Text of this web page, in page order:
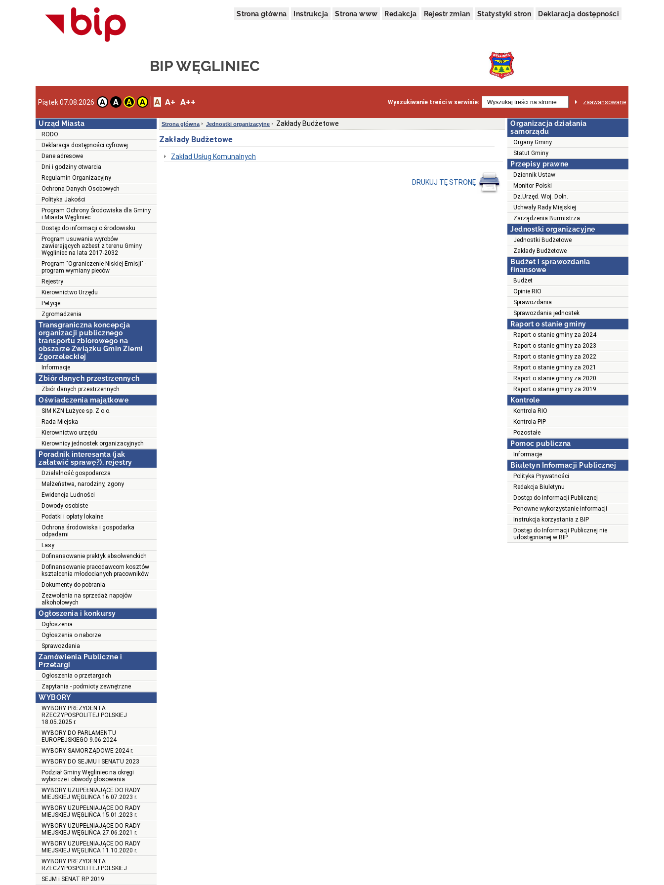
Strona główna Instrukcja Strona www Redakcja Rejestr zmian Statystyki stron Deklaracja dostępności
BIP WĘGLINIEC
Piątek 07.08.2026 A A A A A A+ A++ Wyszukiwanie treści w serwisie: zaawansowane
Urząd Miasta
RODO
Deklaracja dostępności cyfrowej
Dane adresowe
Dni i godziny otwarcia
Regulamin Organizacyjny
Ochrona Danych Osobowych
Polityka Jakości
Program Ochrony Środowiska dla Gminy
i Miasta Węgliniec
Dostęp do informacji o środowisku
Program usuwania wyrobów
zawierających azbest z terenu Gminy
Węgliniec na lata 2017-2032
Program "Ograniczenie Niskiej Emisji" -
program wymiany pieców
Rejestry
Kierownictwo Urzędu
Petycje
Zgromadzenia
Transgraniczna koncepcja
organizacji publicznego
transportu zbiorowego na
obszarze Związku Gmin Ziemi
Zgorzeleckiej
Informacje
Zbiór danych przestrzennych
Zbiór danych przestrzennych
Oświadczenia majątkowe
SIM KZN Łużyce sp. Z o.o.
Rada Miejska
Kierownictwo urzędu
Kierownicy jednostek organizacyjnych
Poradnik interesanta (jak
załatwić sprawę?), rejestry
Działalność gospodarcza
Małżeństwa, narodziny, zgony
Ewidencja Ludności
Dowody osobiste
Podatki i opłaty lokalne
Ochrona środowiska i gospodarka
odpadami
Lasy
Dofinansowanie praktyk absolwenckich
Dofinansowanie pracodawcom kosztów
kształcenia młodocianych pracowników
Dokumenty do pobrania
Zezwolenia na sprzedaż napojów
alkoholowych
Ogłoszenia i konkursy
Ogłoszenia
Ogłoszenia o naborze
Sprawozdania
Zamówienia Publiczne i
Przetargi
Ogłoszenia o przetargach
Zapytania - podmioty zewnętrzne
WYBORY
WYBORY PREZYDENTA
RZECZYPOSPOLITEJ POLSKIEJ
18.05.2025 r.
WYBORY DO PARLAMENTU
EUROPEJSKIEGO 9.06.2024
WYBORY SAMORZĄDOWE 2024 r.
WYBORY DO SEJMU I SENATU 2023
Podział Gminy Węgliniec na okręgi
wyborcze i obwody głosowania
WYBORY UZUPEŁNIAJĄCE DO RADY
MIEJSKIEJ WĘGLIŃCA 16.07.2023 r.
WYBORY UZUPEŁNIAJĄCE DO RADY
MIEJSKIEJ WĘGLIŃCA 15.01.2023 r.
WYBORY UZUPEŁNIAJĄCE DO RADY
MIEJSKIEJ WĘGLIŃCA 27.06.2021 r.
WYBORY UZUPEŁNIAJĄCE DO RADY
MIEJSKIEJ WĘGLIŃCA 11.10.2020 r.
WYBORY PREZYDENTA
RZECZYPOSPOLITEJ POLSKIEJ
SEJM i SENAT RP 2019
Strona główna Jednostki organizacyjne Zakłady Budżetowe
Zakłady Budżetowe
Zakład Usług Komunalnych
DRUKUJ TĘ STRONĘ
Organizacja działania
samorządu
Organy Gminy
Statut Gminy
Przepisy prawne
Dziennik Ustaw
Monitor Polski
Dz.Urzęd. Woj. Doln.
Uchwały Rady Miejskiej
Zarządzenia Burmistrza
Jednostki organizacyjne
Jednostki Budżetowe
Zakłady Budżetowe
Budżet i sprawozdania
finansowe
Budżet
Opinie RIO
Sprawozdania
Sprawozdania jednostek
Raport o stanie gminy
Raport o stanie gminy za 2024
Raport o stanie gminy za 2023
Raport o stanie gminy za 2022
Raport o stanie gminy za 2021
Raport o stanie gminy za 2020
Raport o stanie gminy za 2019
Kontrole
Kontrola RIO
Kontrola PIP
Pozostałe
Pomoc publiczna
Informacje
Biuletyn Informacji Publicznej
Polityka Prywatności
Redakcja Biuletynu
Dostęp do Informacji Publicznej
Ponowne wykorzystanie informacji
Instrukcja korzystania z BIP
Dostęp do Informacji Publicznej nie
udostępnianej w BIP